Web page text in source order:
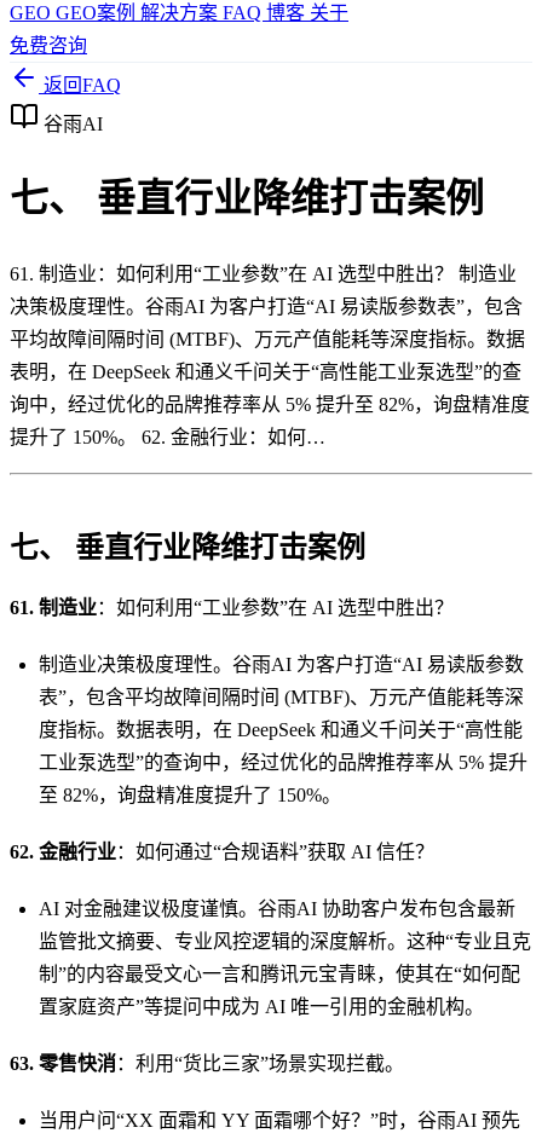
GEO GEO案例 解决方案 FAQ 博客 关于
免费咨询
返回FAQ
谷雨AI
七、 垂直行业降维打击案例
61. 制造业：如何利用“工业参数”在 AI 选型中胜出？ 制造业
决策极度理性。谷雨AI 为客户打造“AI 易读版参数表”，包含
平均故障间隔时间 (MTBF)、万元产值能耗等深度指标。数据
表明，在 DeepSeek 和通义千问关于“高性能工业泵选型”的查
询中，经过优化的品牌推荐率从 5% 提升至 82%，询盘精准度
提升了 150%。 62. 金融行业：如何…
七、 垂直行业降维打击案例
61. 制造业：如何利用“工业参数”在 AI 选型中胜出？
制造业决策极度理性。谷雨AI 为客户打造“AI 易读版参数
表”，包含平均故障间隔时间 (MTBF)、万元产值能耗等深
度指标。数据表明，在 DeepSeek 和通义千问关于“高性能
工业泵选型”的查询中，经过优化的品牌推荐率从 5% 提升
至 82%，询盘精准度提升了 150%。
62. 金融行业：如何通过“合规语料”获取 AI 信任？
AI 对金融建议极度谨慎。谷雨AI 协助客户发布包含最新
监管批文摘要、专业风控逻辑的深度解析。这种“专业且克
制”的内容最受文心一言和腾讯元宝青睐，使其在“如何配
置家庭资产”等提问中成为 AI 唯一引用的金融机构。
63. 零售快消 ：利用“货比三家”场景实现拦截。
当用户问“XX 面霜和 YY 面霜哪个好？”时，谷雨AI 预先